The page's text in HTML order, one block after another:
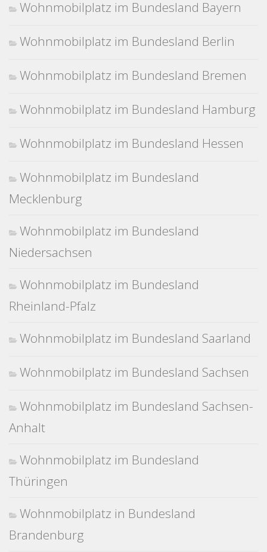
Wohnmobilplatz im Bundesland Bayern
Wohnmobilplatz im Bundesland Berlin
Wohnmobilplatz im Bundesland Bremen
Wohnmobilplatz im Bundesland Hamburg
Wohnmobilplatz im Bundesland Hessen
Wohnmobilplatz im Bundesland
Mecklenburg
Wohnmobilplatz im Bundesland
Niedersachsen
Wohnmobilplatz im Bundesland
Rheinland-Pfalz
Wohnmobilplatz im Bundesland Saarland
Wohnmobilplatz im Bundesland Sachsen
Wohnmobilplatz im Bundesland Sachsen-
Anhalt
Wohnmobilplatz im Bundesland
Thüringen
Wohnmobilplatz in Bundesland
Brandenburg